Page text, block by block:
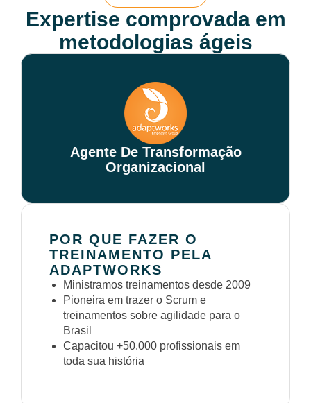
Expertise comprovada em
metodologias ágeis
Agente De Transformação
Organizacional
POR QUE FAZER O
TREINAMENTO PELA
ADAPTWORKS
Ministramos treinamentos desde 2009
Pioneira em trazer o Scrum e
treinamentos sobre agilidade para o
Brasil
Capacitou +50.000 profissionais em
toda sua história